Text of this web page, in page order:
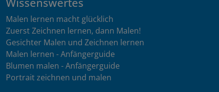
Malen lernen macht glücklich
Zuerst Zeichnen lernen, dann Malen!
Gesichter Malen und Zeichnen lernen
Malen lernen - Anfängerguide
Blumen malen - Anfängerguide
Portrait zeichnen und malen